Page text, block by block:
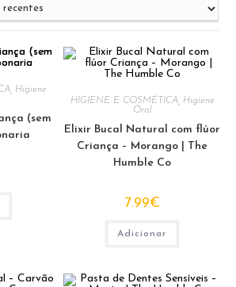
Higiene
(sem
HIGIENE E COSMÉTICA, Higiene
Oral
Elixir Bucal Natural com flúor
Criança – Morango | The
Humble Co
7.99€
Adicionar